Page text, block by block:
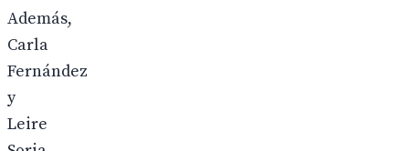
Además,
Carla
Fernández
y
Leire